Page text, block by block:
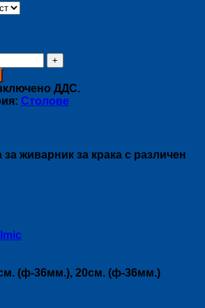
€
ДДС.
Столове
за живарник за крака с различен
(ф-36мм.), 20см. (ф-36мм.)